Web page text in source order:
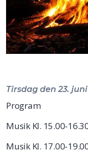
Tirsdag den 23.
Program
Musik Kl. 15.00-
Musik Kl. 17.00-